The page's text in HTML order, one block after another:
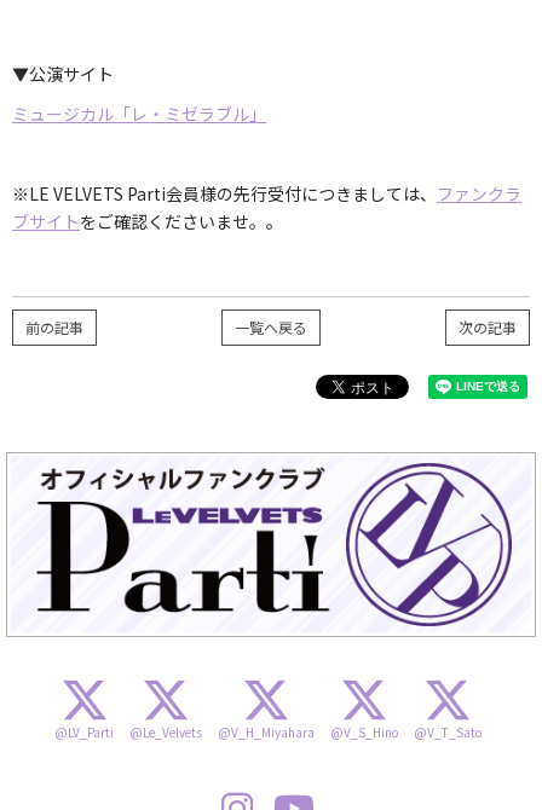
▼公演サイト
ミュージカル「レ・ミゼラブル」
※LE VELVETS Parti会員様の先行受付につきましては、 ファンクラ
ブサイトをご確認くださいませ。。
次の記事
一覧へ戻る
前の記事
@LV_Parti @Le_Velvets @V_H_Miyahara @V_S_Hino @V_T_Sato